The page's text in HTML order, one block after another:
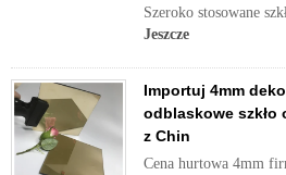
Szeroko stosowane
Jeszcze
Importuj 4mm
odblaskowe
z Chin
Cena hurtowa 4mm